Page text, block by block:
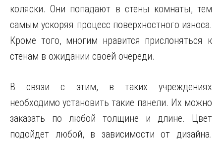
коляски. Они попадают в стены комнаты, тем
самым ускоряя процесс поверхностного износа.
Кроме того, многим нравится прислоняться к
стенам в ожидании своей очереди.
В связи с этим, в таких учреждениях
необходимо установить такие панели. Их можно
заказать по любой толщине и длине. Цвет
подойдет любой, в зависимости от дизайна.